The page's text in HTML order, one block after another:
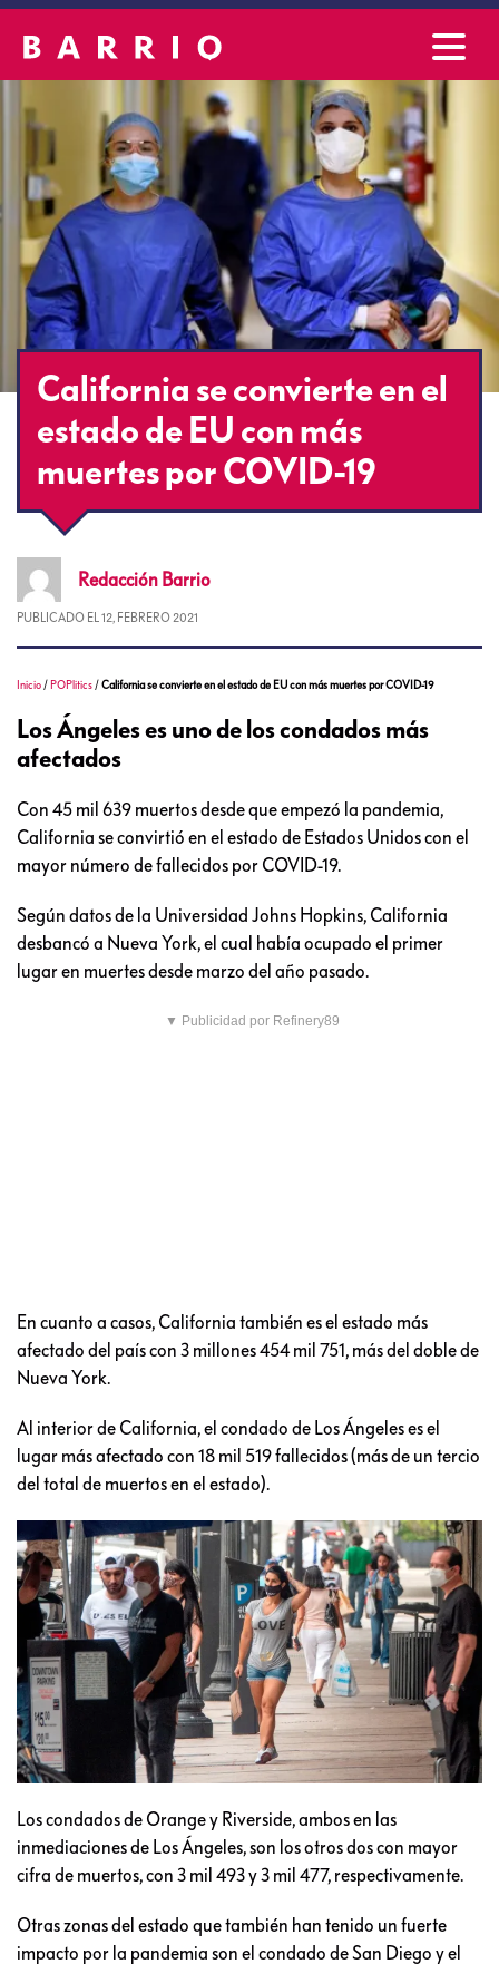
California se convierte en el
estado de EU con más
muertes por COVID-19
Redacción Barrio
PUBLICADO EL 12, FEBRERO 2021
Inicio / POPlitics /California se convierte en el estado de EU con más muertes por COVID-19
Los Ángeles es uno de los condados más
afectados
Con 45 mil 639 muertos desde que empezó la pandemia,
California se convirtió en el estado de Estados Unidos con el
mayor número de fallecidos por COVID-19.
Según datos de la Universidad Johns Hopkins, California
desbancó a Nueva York, el cual había ocupado el primer
lugar en muertes desde marzo del año pasado.
▼ Publicidad por Refinery89
En cuanto a casos, California también es el estado más
afectado del país con 3 millones 454 mil 751, más del doble de
Nueva York.
Al interior de California, el condado de Los Ángeles es el
lugar más afectado con 18 mil 519 fallecidos (más de un tercio
del total de muertos en el estado).
Los condados de Orange y Riverside, ambos en las
inmediaciones de Los Ángeles, son los otros dos con mayor
cifra de muertos, con 3 mil 493 y 3 mil 477, respectivamente.
Otras zonas del estado que también han tenido un fuerte
impacto por la pandemia son el condado de San Diego y el